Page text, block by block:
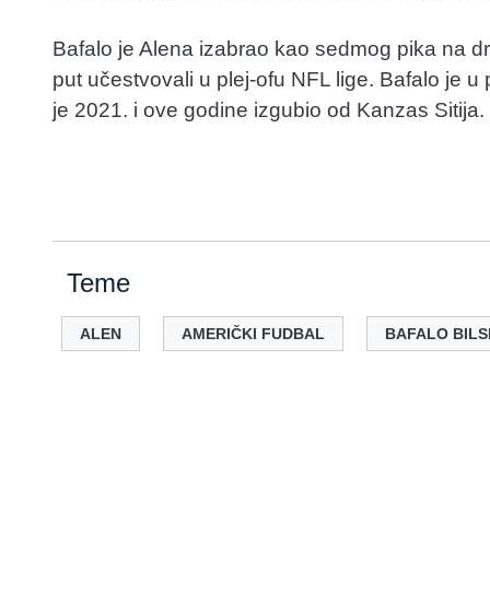
Bafalo je Alena izabrao kao sedmog pika na
put učestvovali u plej-ofu NFL lige. Bafalo je
je 2021. i ove godine izgubio od Kanzas Sitija.
Teme
ALEN AMERIČKI FUDBAL BAFALO